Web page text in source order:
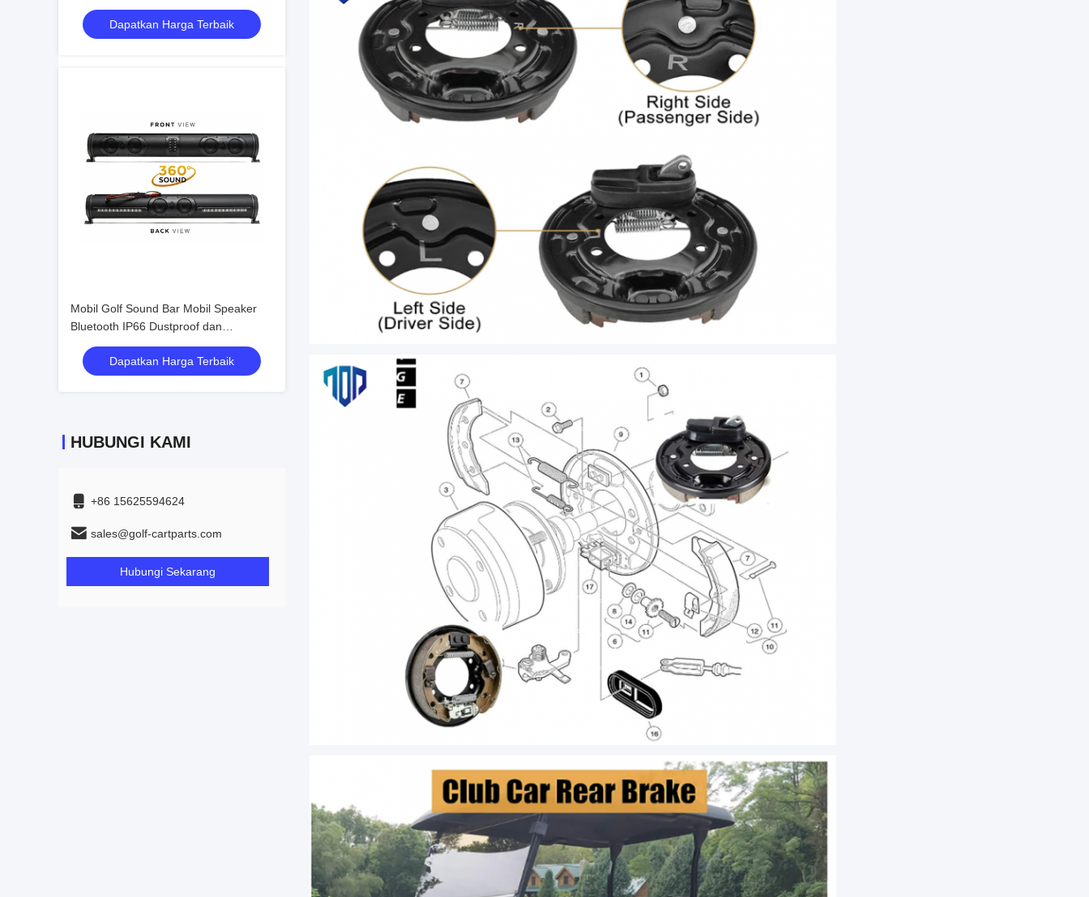
Tinggi Marine Grade IP66 untuk Mobil
Golf ElektrikDapatkan Harga Terbaik
Mobil Golf Sound Bar Mobil Speaker
Bluetooth IP66 Dustproof dan
Waterproof Lapangan Suara Akustik
Luar Biasa Audio
Dapatkan Harga Terbaik
HUBUNGI KAMI
+86 15625594624
sales@golf-cartparts.com
Hubungi Sekarang